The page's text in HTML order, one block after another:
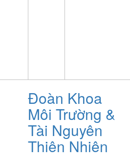
Đoàn Khoa
Môi Trường &
Tài Nguyên
Thiên Nhiên